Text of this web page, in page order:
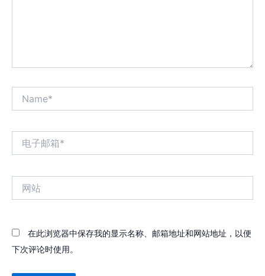
在此浏览器中保存我的显示名称、邮箱地址和网站地址，以便
下次评论时使用。